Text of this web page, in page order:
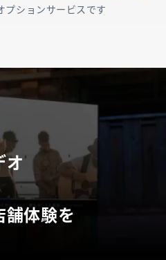
ションサービスです
オ
舗体験を